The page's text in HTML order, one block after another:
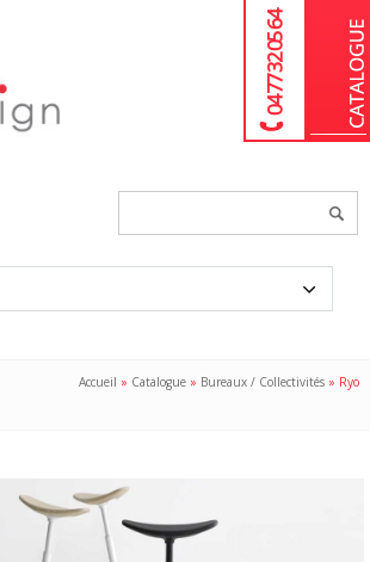
04 77 32 05 64
Accueil » Catalogue » Bureaux / Collectivités » Ryo